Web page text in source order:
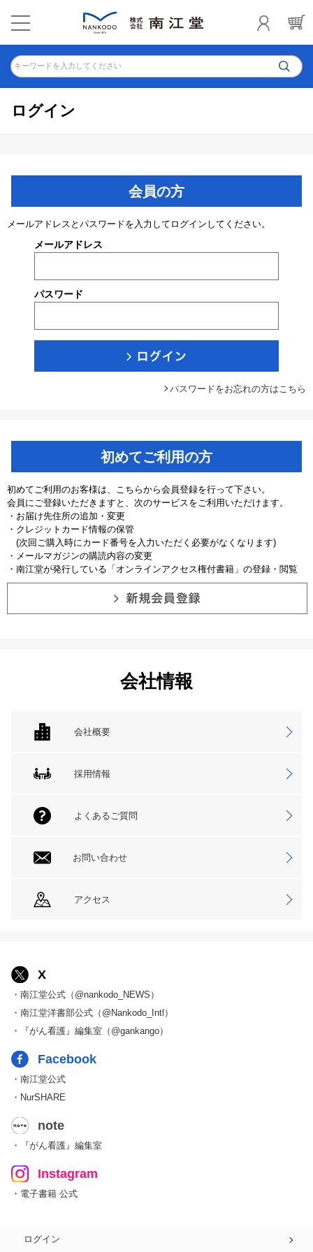
キーワードを入力してください
ログイン
会員の方
メールアドレスとパスワードを入力してログインしてください。
メールアドレス
パスワード
パスワードをお忘れの方はこちら
初めてご利用の方
初めてご利用のお客様は、こちらから会員登録を行って下さい。
会員にご登録いただきますと、次のサービスをご利用いただけます。
・お届け先住所の追加・変更
・クレジットカード情報の保管
(次回ご購入時にカード番号を入力いただく必要がなくなります)
・メールマガジンの購読内容の変更
・南江堂が発行している「オンラインアクセス権付書籍」の登録・閲覧
会社情報
会社概要
採用情報
よくあるご質問
お問い合わせ
アクセス
X
・南江堂公式（@nankodo_NEWS）
・南江堂洋書部公式（@Nankodo_Intl）
・『がん看護』編集室（@gankango）
Facebook
・南江堂公式
・NurSHARE
note
・『がん看護』編集室
Instagram
・電子書籍 公式
ログイン